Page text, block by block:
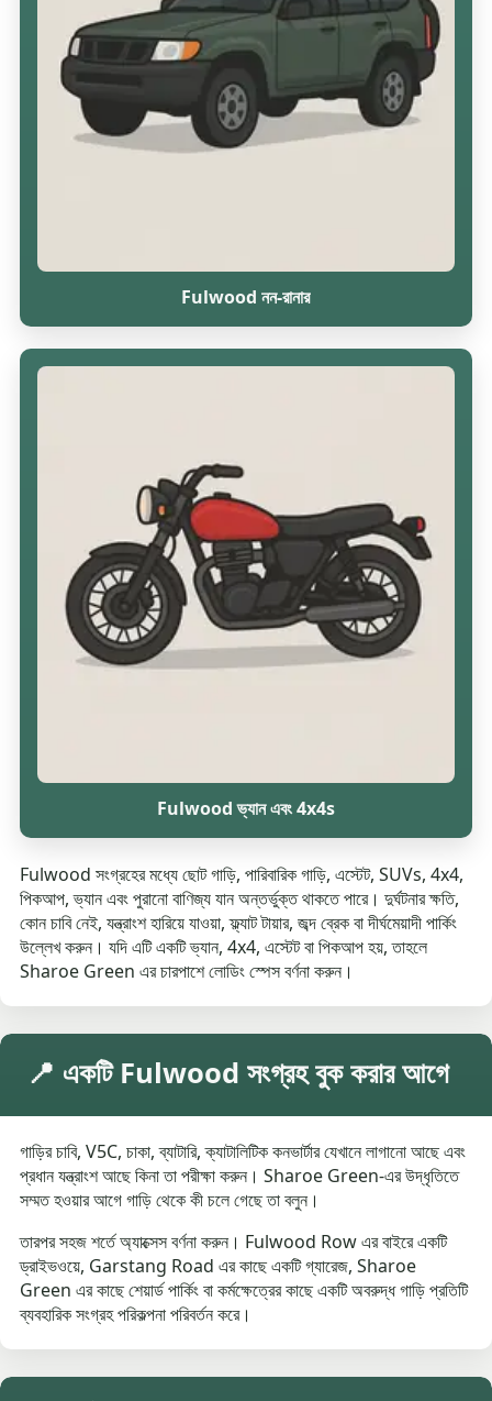
Fulwood নন-রানার
Fulwood ভ্যান এবং 4x4s
Fulwood সংগ্রহের মধ্যে ছোট গাড়ি, পারিবারিক গাড়ি, এস্টেট, SUVs, 4x4,
পিকআপ, ভ্যান এবং পুরানো বাণিজ্য যান অন্তর্ভুক্ত থাকতে পারে। দুর্ঘটনার ক্ষতি,
কোন চাবি নেই, যন্ত্রাংশ হারিয়ে যাওয়া, ফ্ল্যাট টায়ার, জব্দ ব্রেক বা দীর্ঘমেয়াদী পার্কিং
উল্লেখ করুন। যদি এটি একটি ভ্যান, 4x4, এস্টেট বা পিকআপ হয়, তাহলে
Sharoe Green এর চারপাশে লোডিং স্পেস বর্ণনা করুন।
📍 একটি Fulwood সংগ্রহ বুক করার আগে
গাড়ির চাবি, V5C, চাকা, ব্যাটারি, ক্যাটালিটিক কনভার্টার যেখানে লাগানো আছে এবং
প্রধান যন্ত্রাংশ আছে কিনা তা পরীক্ষা করুন। Sharoe Green-এর উদ্ধৃতিতে
সম্মত হওয়ার আগে গাড়ি থেকে কী চলে গেছে তা বলুন।
তারপর সহজ শর্তে অ্যাক্সেস বর্ণনা করুন। Fulwood Row এর বাইরে একটি
ড্রাইভওয়ে, Garstang Road এর কাছে একটি গ্যারেজ, Sharoe
Green এর কাছে শেয়ার্ড পার্কিং বা কর্মক্ষেত্রের কাছে একটি অবরুদ্ধ গাড়ি প্রতিটি
ব্যবহারিক সংগ্রহ পরিকল্পনা পরিবর্তন করে।